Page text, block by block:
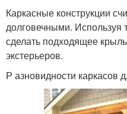
Каркасные конструкции
долговечными. Используя
сделать подходящее
экстерьеров.
Р азновидности каркасов